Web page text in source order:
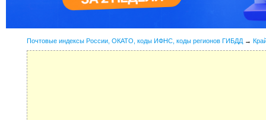
Почтовые индексы России, ОКАТО, коды ИФНС, коды регионов ГИБДД →